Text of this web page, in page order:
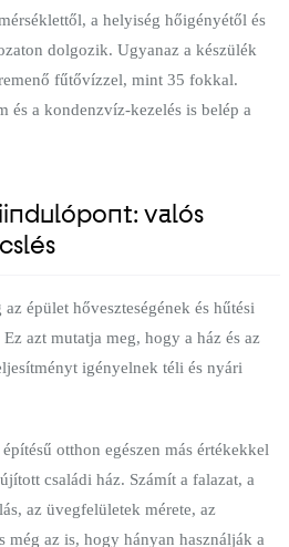
a helyiség hőigényétől és
dolgozik. Ugyanaz a készülék
fűtővízzel, mint 35 fokkal.
és a kondenzvíz-kezelés is belép a
valós
épület hőveszteségének és hűtési
azt mutatja meg, hogy a ház és az
igényelnek téli és nyári
otthon egészen más értékekkel
családi ház. Számít a falazat, a
az üvegfelületek mérete, az
még az is, hogy hányan használják a